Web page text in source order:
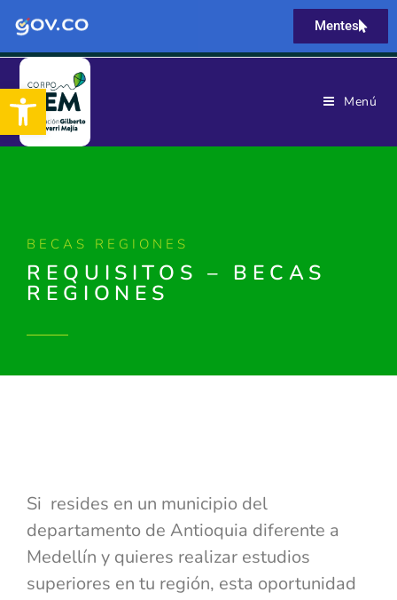
Abrir barra de herramientas
Mentes
Menú
BECAS REGIONES
REQUISITOS – BECAS
REGIONES
Si resides en un municipio del
departamento de Antioquia diferente a
Medellín y quieres realizar estudios
superiores en tu región, esta oportunidad